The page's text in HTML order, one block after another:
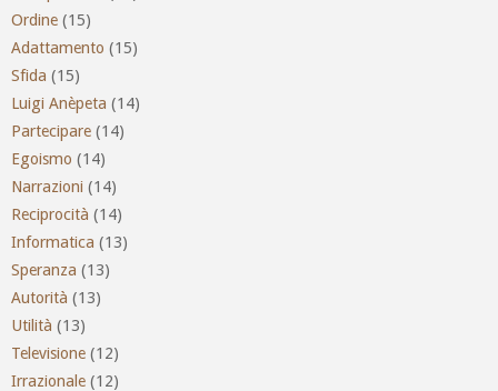
Ordine (15)
Adattamento (15)
Sfida (15)
Luigi Anèpeta (14)
Partecipare (14)
Egoismo (14)
Narrazioni (14)
Reciprocità (14)
Informatica (13)
Speranza (13)
Autorità (13)
Utilità (13)
Televisione (12)
Irrazionale (12)